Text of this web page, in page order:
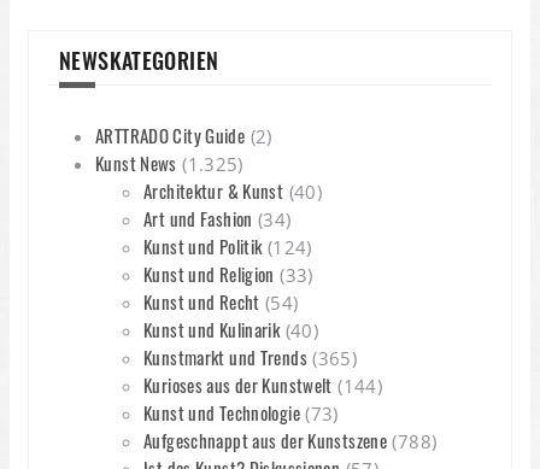
NEWSKATEGORIEN
ARTTRADO City Guide (2)
Kunst News (1.325)
Architektur & Kunst (40)
Art und Fashion (34)
Kunst und Politik(124)
Kunst und Religion (33)
Kunst und Recht (54)
Kunst und Kulinarik(40)
Kunstmarkt und Trends(365)
Kurioses aus der Kunstwelt (144)
Kunst und Technologie(73)
Aufgeschnappt aus der Kunstszene (788)